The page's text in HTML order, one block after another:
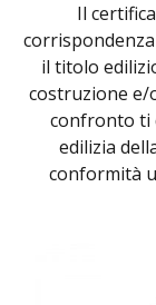
Il
il titolo
costruzione e/
confronto ti
edilizia
conformità